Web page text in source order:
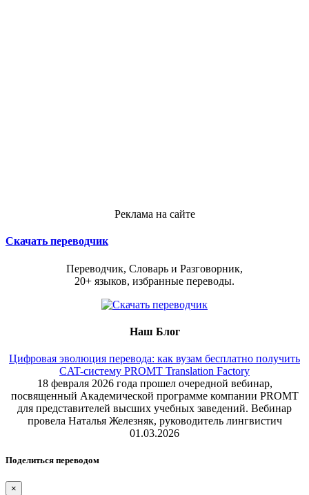
Реклама на сайте
Скачать переводчик
Переводчик, Словарь и Разговорник,
20+ языков, избранные переводы.
Наш Блог
Цифровая эволюция перевода: как вузам бесплатно получить
CAT-систему PROMT Translation Factory
18 февраля 2026 года прошел очередной вебинар,
посвященный Академической программе компании PROMT
для представителей высших учебных заведений. Вебинар
провела Наталья Железняк, руководитель лингвистич
01.03.2026
Поделиться переводом
×